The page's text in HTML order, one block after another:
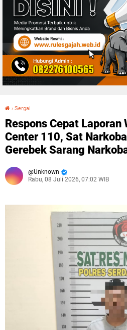
› Sergai
Respons Cepat Laporan
Center 110, Sat
Gerebek Sarang
Unknown
Rabu, 08 Juli 2026, 07:02 WIB